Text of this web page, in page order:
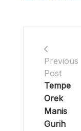
Previous
Post
Tempe
Orek
Manis
Gurih